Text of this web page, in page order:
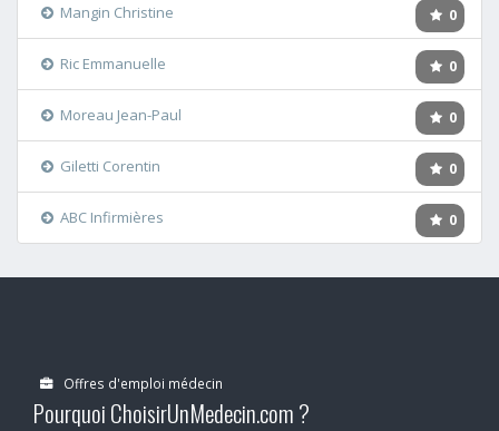
0
Mangin Christine
0
Ric Emmanuelle
0
Moreau Jean-Paul
0
Giletti Corentin
0
ABC Infirmières
Offres d'emploi médecin
Pourquoi ChoisirUnMedecin.com ?